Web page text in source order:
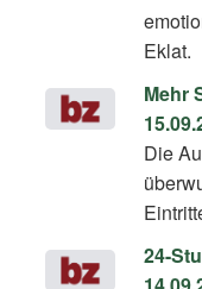
Eklat.
Mehr
Die
24-